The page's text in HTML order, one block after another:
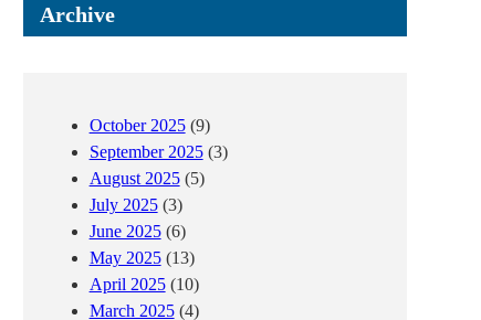
Archive
October 2025(9)
September 2025(3)
August 2025(5)
July 2025(3)
June 2025(6)
May 2025(13)
April 2025(10)
March 2025(4)